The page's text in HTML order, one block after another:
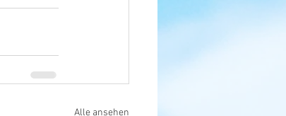
Alle ansehen